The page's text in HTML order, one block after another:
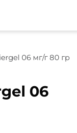
06 мг/г 80 гр
06